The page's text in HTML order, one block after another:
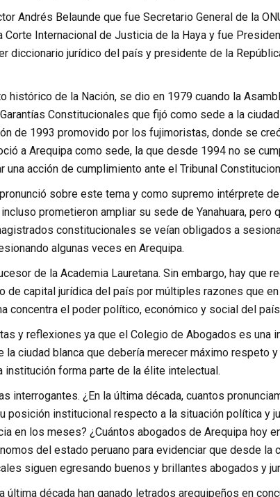
Andrés Belaunde que fue Secretario General de la
Corte Internacional de Justicia de la Haya y fue
diccionario jurídico del país y presidente de la
histórico de la Nación, se dio en 1979 cuando la
Constitucionales que fijó como sede a la
de 1993 promovido por los fujimoristas, donde se
a Arequipa como sede, la que desde 1994 no se
acción de cumplimiento ante el Tribunal
sobre este tema y como supremo intérprete
prometieron ampliar su sede de Yanahuara, pero
constitucionales se veían obligados a
algunas veces en Arequipa.
de la Academia Lauretana. Sin embargo, hay que
de capital jurídica del país por múltiples razones que
concentra el poder político, económico y social del
y reflexiones ya que el Colegio de Abogados es una
ciudad blanca que debería merecer máximo respeto
institución forma parte de la élite intelectual.
interrogantes. ¿En la última década, cuantos
posición institucional respecto a la situación política y
en los meses? ¿Cuántos abogados de Arequipa hoy
del estado peruano para evidenciar que desde la
siguen egresando buenos y brillantes abogados y
última década han ganado letrados arequipeños en